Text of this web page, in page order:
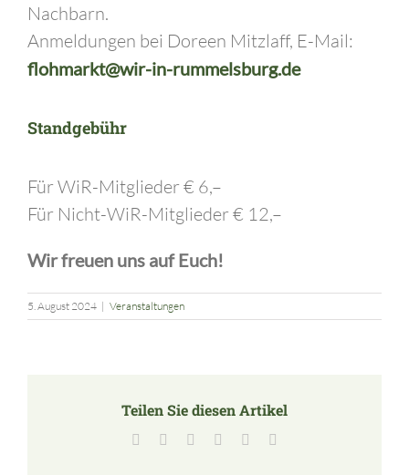
Nachbarn.
Anmeldungen bei Doreen Mitzlaff, E-Mail:
flohmarkt@wir-in-rummelsburg.de
Standgebühr
Für WiR-Mitglieder € 6,–
Für Nicht-WiR-Mitglieder € 12,–
Wir freuen uns auf Euch!
5. August 2024 | Veranstaltungen
Teilen Sie diesen Artikel
Facebook LinkedIn
TumblrPinterest